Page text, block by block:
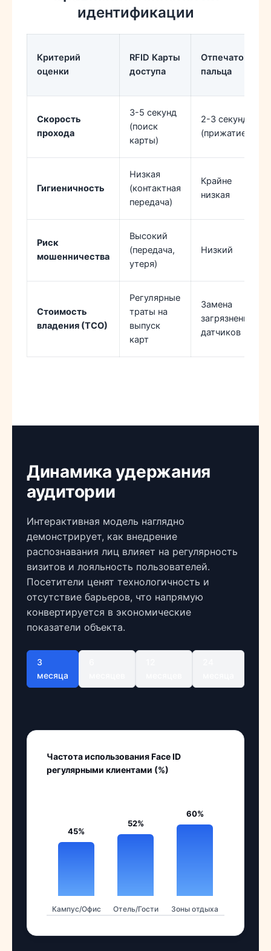
идентификации
Критерий
оценки
RFID Карты
доступа
Отпечаток
пальца
Скорость
прохода
3-5 секунд
(поиск
карты)
2-3 секунды
(прижатие)
Гигиеничность
Низкая
(контактная
передача)
Крайне
низкая
Риск
мошенничества
Высокий
(передача,
утеря)
Низкий
Стоимость
владения (ТСО)
Регулярные
траты на
выпуск
карт
Замена
загрязненных
датчиков
Динамика удержания
аудитории
Интерактивная модель наглядно
демонстрирует, как внедрение
распознавания лиц влияет на регулярность
визитов и лояльность пользователей.
Посетители ценят технологичность и
отсутствие барьеров, что напрямую
конвертируется в экономические
показатели объекта.
3
месяца
Частота использования Face ID
регулярными клиентами (%)
Кампус/Офис Отель/Гости Зоны отдыха